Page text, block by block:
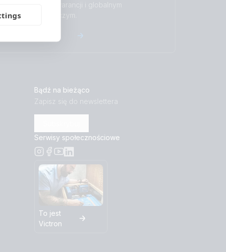
standardowej gwarancji i globalnym
serwisie naprawczym.
Bądź na bieżąco
Zapisz się do newslettera
Serwisy społecznościowe
To jest
Victron